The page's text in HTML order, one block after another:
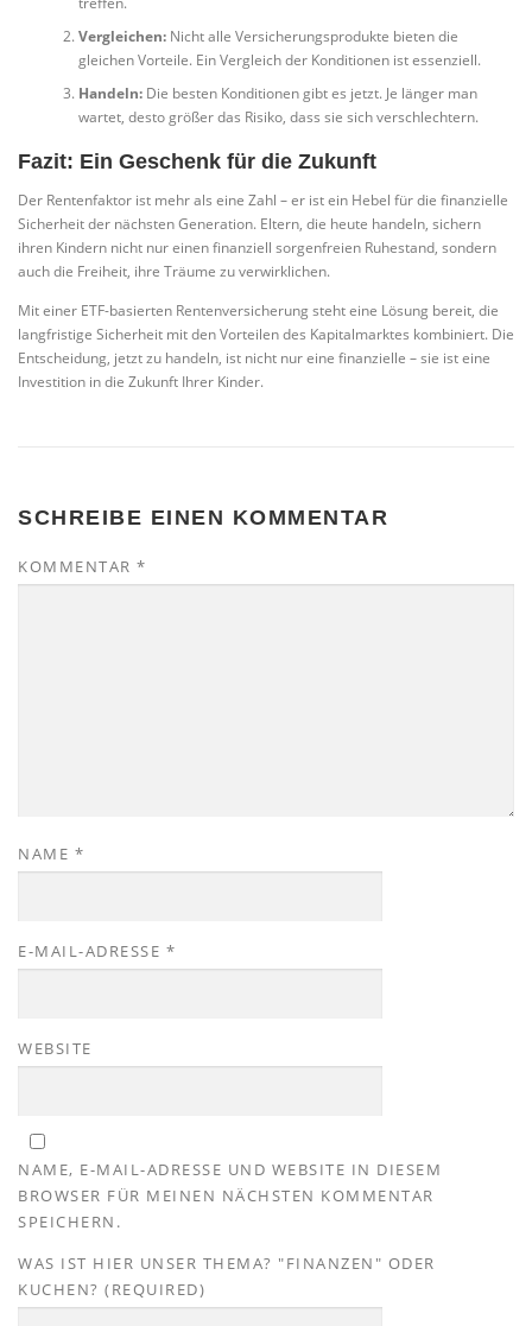
Vergleichen:Nicht alle Versicherungsprodukte bieten die
gleichen Vorteile. Ein Vergleich der Konditionen ist essenziell.
Handeln:Die besten Konditionen gibt es jetzt. Je länger man
wartet, desto größer das Risiko, dass sie sich verschlechtern.
Fazit: Ein Geschenk für die Zukunft
Der Rentenfaktor ist mehr als eine Zahl – er ist ein Hebel für die finanzielle
Sicherheit der nächsten Generation. Eltern, die heute handeln, sichern
ihren Kindern nicht nur einen finanziell sorgenfreien Ruhestand, sondern
auch die Freiheit, ihre Träume zu verwirklichen.
Mit einer ETF-basierten Rentenversicherung steht eine Lösung bereit, die
langfristige Sicherheit mit den Vorteilen des Kapitalmarktes kombiniert. Die
Entscheidung, jetzt zu handeln, ist nicht nur eine finanzielle – sie ist eine
Investition in die Zukunft Ihrer Kinder.
SCHREIBE EINEN KOMMENTAR
KOMMENTAR *
NAME *
E-MAIL-ADRESSE *
WEBSITE
NAME, E-MAIL-ADRESSE UND WEBSITE IN DIESEM
BROWSER FÜR MEINEN NÄCHSTEN KOMMENTAR
SPEICHERN.
WAS IST HIER UNSER THEMA? "FINANZEN" ODER
KUCHEN? (REQUIRED)